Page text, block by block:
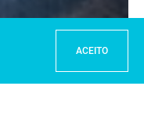
ACEITO